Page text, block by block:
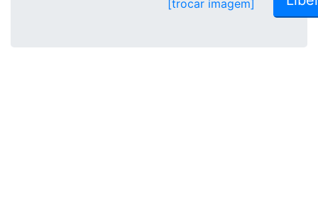
[trocar imagem]